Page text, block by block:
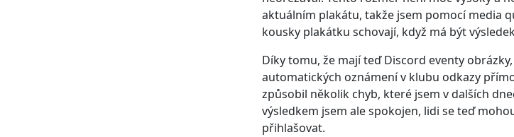
aktuálním plakátu, takže jsem pomocí media
kousky plakátku schovají, když má být
Díky tomu, že mají teď Discord eventy
automatických oznámení v klubu odkazy
způsobil několik chyb, které jsem v dalších
výsledkem jsem ale spokojen, lidi se teď
přihlašovat.